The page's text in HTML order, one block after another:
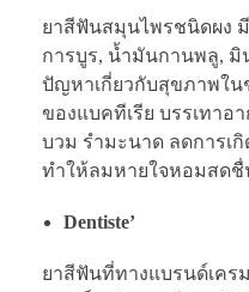
ยาสีฟันสมุนไพรชนิดผง
การบูร, น้ำมันกานพลู, มิ
ปัญหาเกี่ยวกับสุขภาพใน
ของแบคทีเรีย บรรเทาอ
บวม รำมะนาด ลดการเ
ทำให้ลมหายใจหอมสดชื่
Dentiste’
ยาสีฟันที่ทางแบรนด์เคร